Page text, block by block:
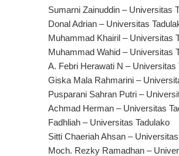
Sumarni Zainuddin – Universitas
Donal Adrian – Universitas
Muhammad Khairil – Universitas
Muhammad Wahid – Universitas
A. Febri Herawati N – Universitas
Giska Mala Rahmarini –
Pusparani Sahran Putri –
Achmad Herman – Universitas
Fadhliah – Universitas Tadulako
Sitti Chaeriah Ahsan –
Moch. Rezky Ramadhan –